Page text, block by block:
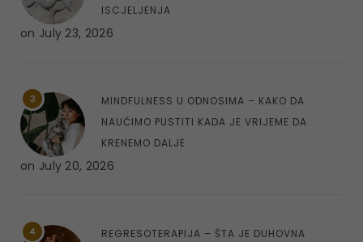
ISCJELJENJA
on July 23, 2026
3
MINDFULNESS U ODNOSIMA – KAKO DA
NAUČIMO PUSTITI KADA JE VRIJEME DA
KRENEMO DALJE
on July 20, 2026
4
REGRESOTERAPIJA – ŠTA JE DUHOVNA